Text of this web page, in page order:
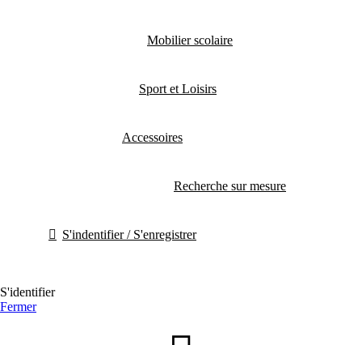
Mobilier scolaire
Sport et Loisirs
Accessoires
Recherche sur mesure
S'indentifier / S'enregistrer
S'identifier
Fermer